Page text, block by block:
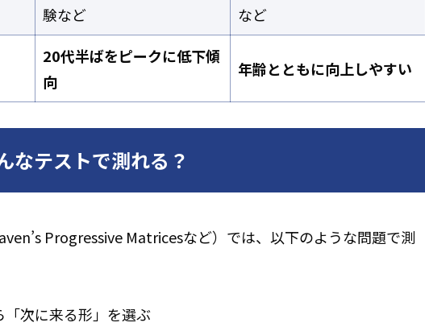
験など
など
20代半ばをピークに低下傾
向
年齢とともに向上しやすい
なテストで測れる？
Progressive Matricesなど）では、以下のような問題で測
次に来る形」を選ぶ